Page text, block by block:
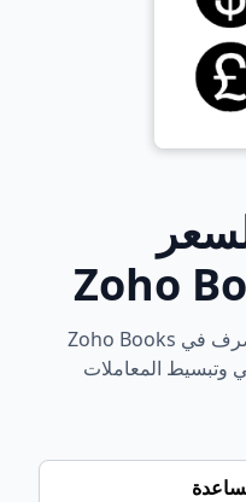
يضمن التحديث التلقائي لسعر الصرف في Zoho Books
وتبسيط المعاملات